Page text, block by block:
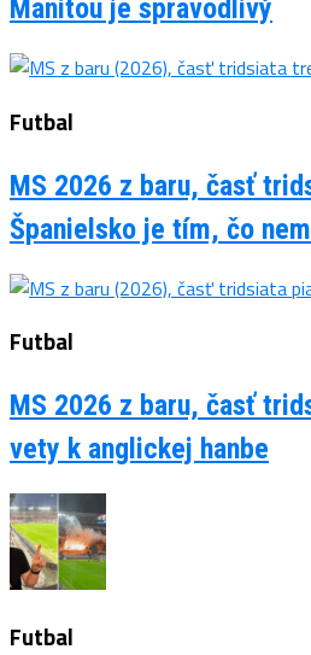
Manitou je spravodlivý
Futbal
MS 2026 z baru, časť
Španielsko je tím, čo
Futbal
MS 2026 z baru, časť
vety k anglickej hanbe
Futbal